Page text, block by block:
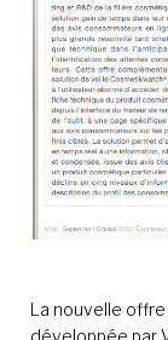
La nouvelle